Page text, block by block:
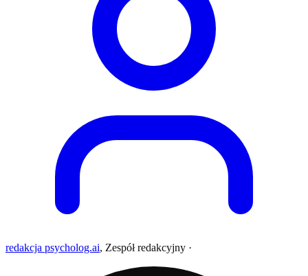
redakcja psycholog.ai, Zespół redakcyjny ·